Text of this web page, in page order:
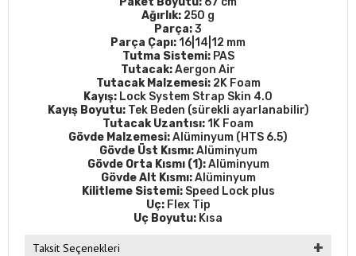
Ağırlık: 250 g
Parça:3
Parça Çapı: 16|14|12 mm
Tutma Sistemi:PAS
Tutacak:Aergon Air
Tutacak Malzemesi:2K Foam
Kayış: Lock System Strap Skin 4.0
Kayış Boyutu:Tek Beden (sürekli ayarlanabilir)
Tutacak Uzantısı: 1K Foam
Gövde Malzemesi:Alüminyum (HTS 6.5)
Gövde Üst Kısmı:Alüminyum
Gövde Orta Kısmı (1):Alüminyum
Gövde Alt Kısmı:Alüminyum
Kilitleme Sistemi:Speed Lock plus
Uç:Flex Tip
Uç Boyutu: Kısa
Taksit Seçenekleri